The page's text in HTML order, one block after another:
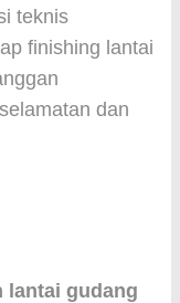
teknis
finishing lantai
dan
lantai gudang